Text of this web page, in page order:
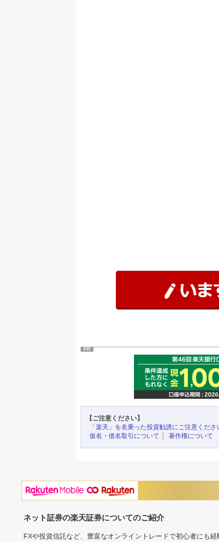
PR
【ご注意ください】
「楽天」を名乗った投資勧誘にご注意くださ
仮名・借名取引について
著作権について
ネット証券の楽天証券についてのご紹介
FXや投資信託など、豊富なオンライントレードで初心者にも